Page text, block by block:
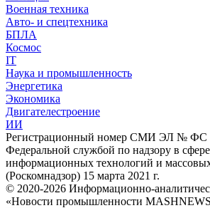
Военная техника
Авто- и спецтехника
БПЛА
Космос
IT
Наука и промышленность
Энергетика
Экономика
Двигателестроение
ИИ
Регистрационный номер СМИ ЭЛ № ФС
Федеральной службой по надзору в сфере
информационных технологий и
(Роскомнадзор) 15 марта 2021 г.
© 2020-2026 Информационно-
«Новости промышленности